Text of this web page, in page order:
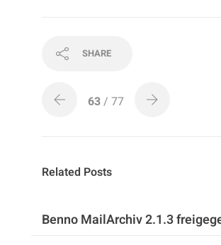
SHARE
63/ 77
Related Posts
Benno MailArchiv 2.1.3